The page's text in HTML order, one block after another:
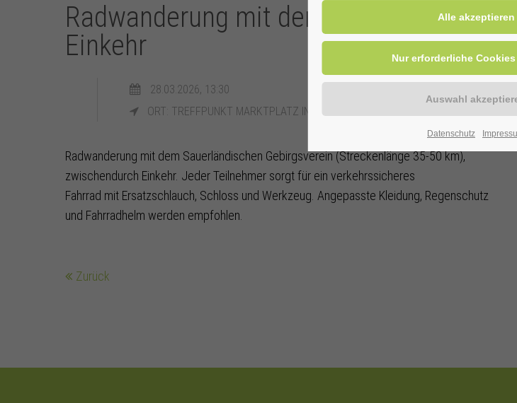
Radwanderung mit dem SGV - Rund um
Einkehr
28.03.2026, 13:30
ORT: TREFFPUNKT MARKTPLATZ IN ERWITTE
Radwanderung mit dem Sauerländischen Gebirgsverein (Streckenlänge 35-50 km),
zwischendurch Einkehr. Jeder Teilnehmer sorgt für ein verkehrssicheres
Fahrrad mit Ersatzschlauch, Schloss und Werkzeug. Angepasste Kleidung, Regenschutz
und Fahrradhelm werden empfohlen.
Zurück
Datenschutz